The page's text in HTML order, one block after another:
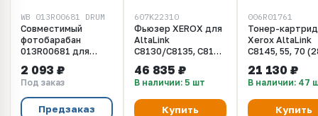
WB 013R00681 DRUM
Совместимый
фотобарабан
013R00681 для
C81xx.
2 093 ₽
Под заказ
Предзаказ
607K22310
Фьюзер XEROX для
AltaLink
C8130/C8135, C8170
607K22311 /
126K39301 /
607K22312 /
607K22315)
46 835 ₽
В наличии: 5 шт
Купить
006R01761
Тонер-
Xerox AltaLink
C8145, 55, 70
21 130 ₽
В наличии: 47
Купить